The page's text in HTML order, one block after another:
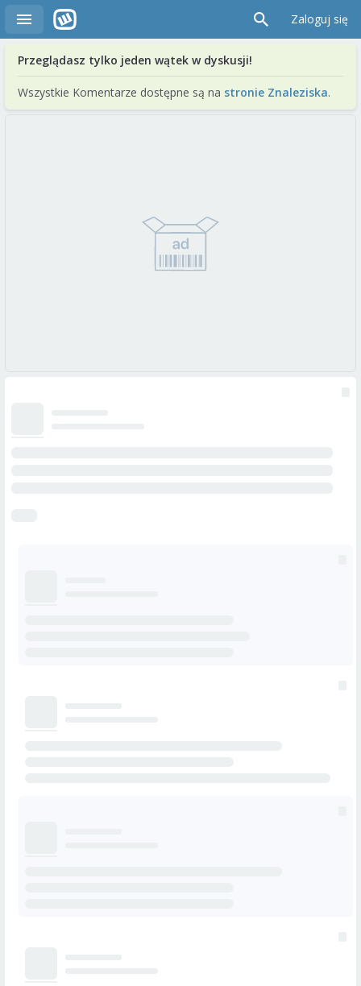
Zaloguj się
Przeglądasz tylko jeden wątek w dyskusji!
Wszystkie Komentarze dostępne są na stronie Znaleziska.